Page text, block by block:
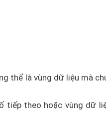
thể là vùng dữ liệu mà
tiếp theo hoặc vùng dữ